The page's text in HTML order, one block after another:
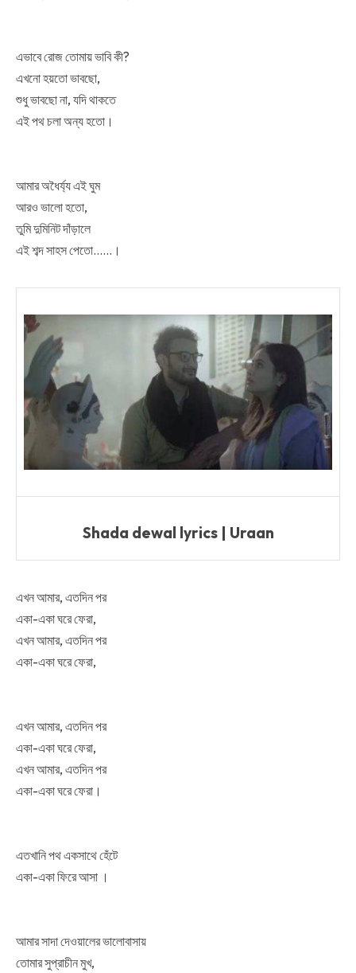
এভাবে রোজ তোমায় ভাবি কী?
এখনো হয়তো ভাবছো,
শুধু ভাবছো না, যদি থাকতে
এই পথ চলা অন্য হতো।
আমার অধৈর্য্য এই ঘুম
আরও ভালো হতো,
তুমি দুমিনিট দাঁড়ালে
এই শব্দ সাহস পেতো……।
Shada dewal lyrics | Uraan
এখন আমার, এতদিন পর
একা-একা ঘরে ফেরা,
এখন আমার, এতদিন পর
একা-একা ঘরে ফেরা,
এখন আমার, এতদিন পর
একা-একা ঘরে ফেরা,
এখন আমার, এতদিন পর
একা-একা ঘরে ফেরা।
এতখানি পথ একসাথে হেঁটে
একা-একা ফিরে আসা ।
আমার সাদা দেওয়ালের ভালোবাসায়
তোমার সুপ্রাচীন মুখ,